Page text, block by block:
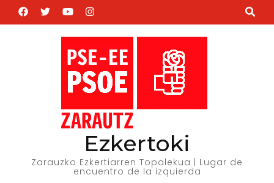
Saltar
al
Ezkertoki
Zarauzko Ezkertiarren Topalekua | Lugar de
encuentro de la izquierda